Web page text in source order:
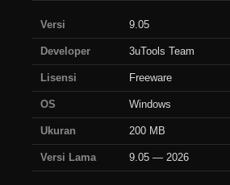
Versi 9.05
Developer 3uTools Team
Lisensi Freeware
OS Windows
Ukuran 200 MB
Versi Lama 9.05 — 2026